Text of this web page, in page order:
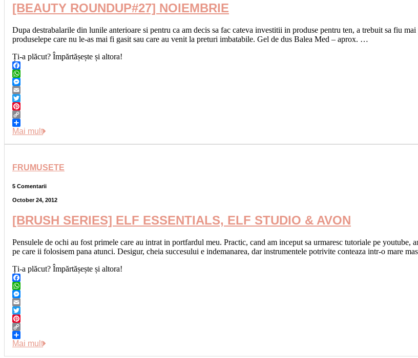
[BEAUTY ROUNDUP#27] NOIEMBRIE
Dupa destrabalarile din lunile anterioare si pentru ca am decis sa fac cateva investitii in produse pentru ten, a trebuit sa fiu
produselepe care nu le-as mai fi gasit sau care au venit la preturi imbatabile. Gel de dus Balea Med – aprox. …
Ți-a plăcut? Împărtășește și altora!
Facebook
WhatsApp
Messenger
Email
Twitter
Pinterest
Copy
Link
Share
Mai mult
FRUMUSETE
5 Comentarii
October 24, 2012
[BRUSH SERIES] ELF ESSENTIALS, ELF STUDIO & AVON
Pensulele de ochi au fost primele care au intrat in portfardul meu. Practic, cand am inceput sa urmaresc tutoriale pe
pe care ii folosisem pana atunci. Desigur, cheia succesului e indemanarea, dar instrumentele potrivite conteaza intr-o mare
Ți-a plăcut? Împărtășește și altora!
Facebook
WhatsApp
Messenger
Email
Twitter
Pinterest
Copy
Link
Share
Mai mult